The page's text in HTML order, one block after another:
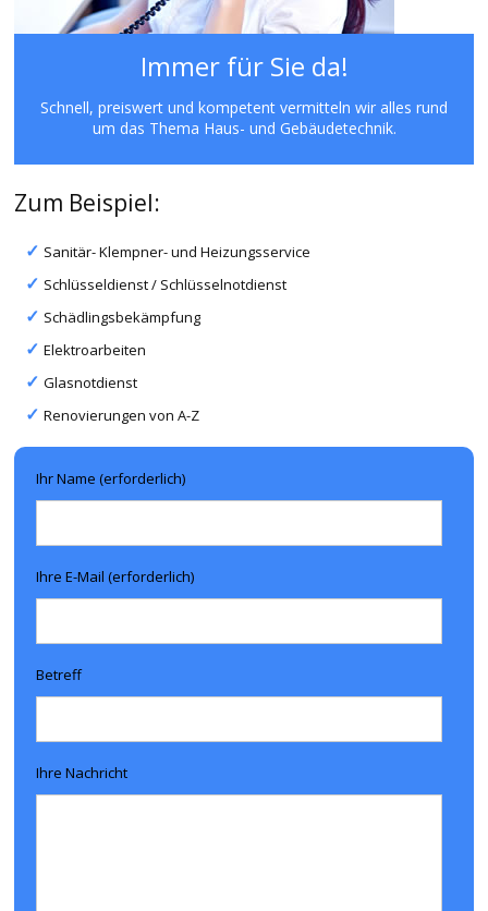
Immer für Sie da!
Schnell, preiswert und kompetent vermitteln wir alles rund
um das Thema Haus- und Gebäudetechnik.
Zum Beispiel:
Sanitär- Klempner- und Heizungsservice
Schlüsseldienst / Schlüsselnotdienst
Schädlingsbekämpfung
Elektroarbeiten
Glasnotdienst
Renovierungen von A-Z
Ihr Name (erforderlich)
Ihre E-Mail (erforderlich)
Betreff
Ihre Nachricht